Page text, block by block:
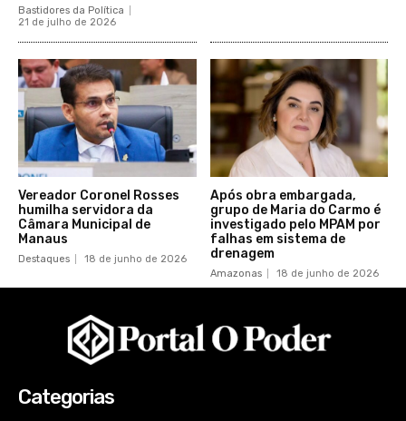
Bastidores da Política
21 de julho de 2026
Vereador Coronel Rosses
humilha servidora da
Câmara Municipal de
Manaus
Destaques 18 de junho de 2026
Após obra embargada,
grupo de Maria do Carmo é
investigado pelo MPAM por
falhas em sistema de
drenagem
Amazonas 18 de junho de 2026
Categorias